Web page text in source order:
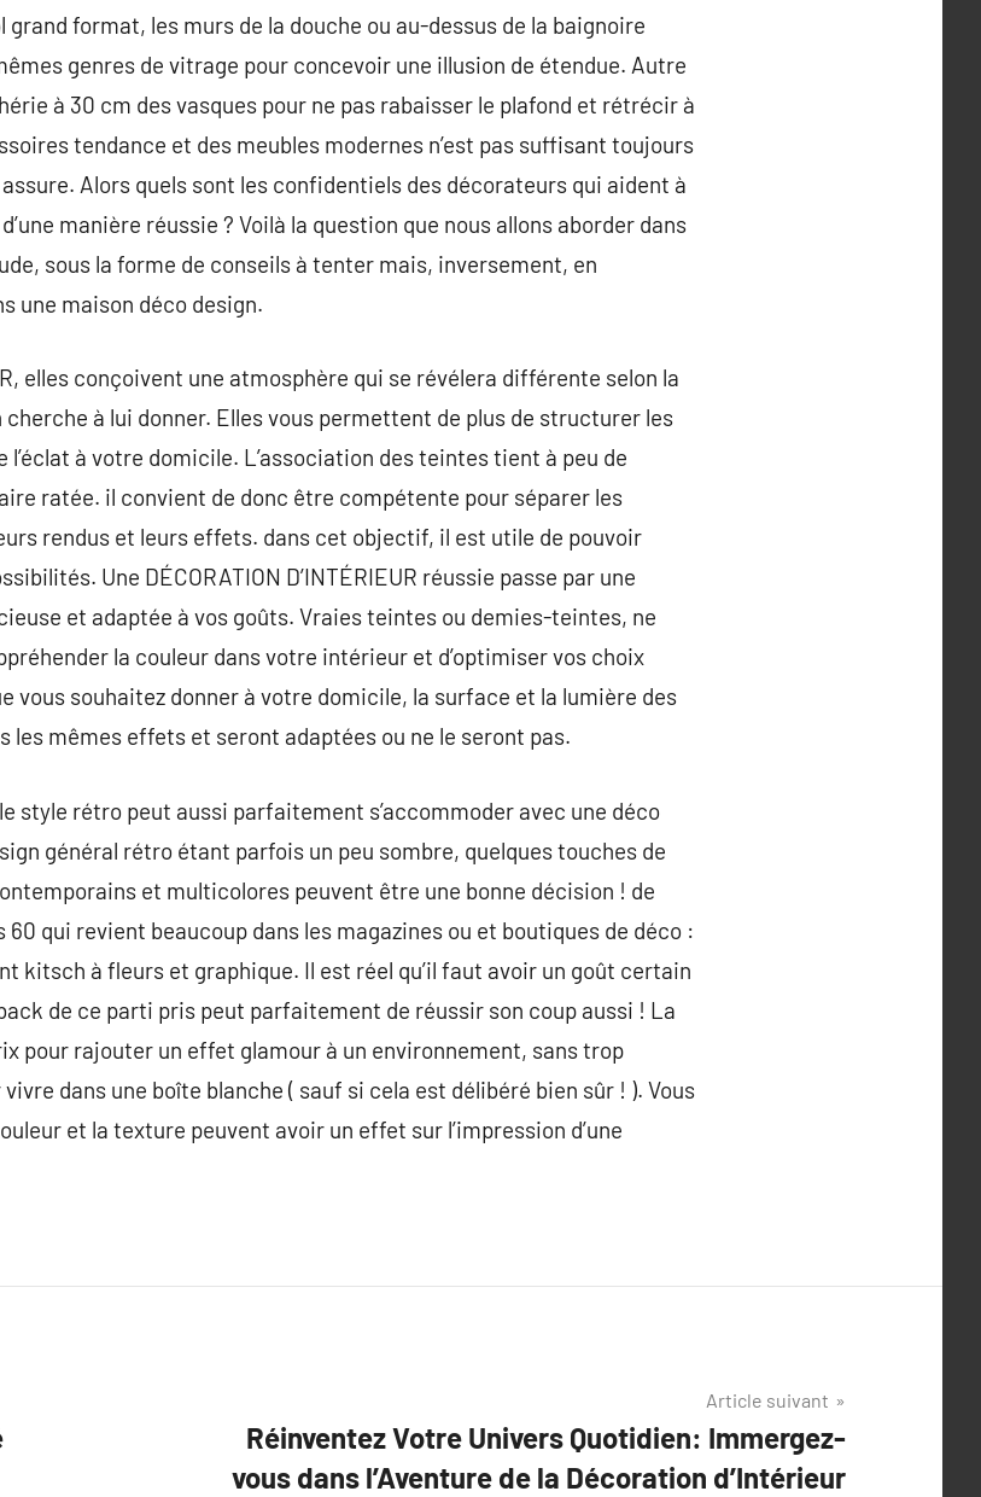
format, les murs de la douche ou au-dessus de la baignoire
genres de vitrage pour concevoir une illusion de étendue. Autre
à 30 cm des vasques pour ne pas rabaisser le plafond et rétrécir à
tendance et des meubles modernes n’est pas suffisant toujours
Alors quels sont les confidentiels des décorateurs qui aident à
manière réussie ? Voilà la question que nous allons aborder dans
sous la forme de conseils à tenter mais, inversement, en
une maison déco design.
elles conçoivent une atmosphère qui se révélera différente selon la
cherche à lui donner. Elles vous permettent de plus de structurer les
à votre domicile. L’association des teintes tient à peu de
ratée. il convient de donc être compétente pour séparer les
rendus et leurs effets. dans cet objectif, il est utile de pouvoir
Une DÉCORATION D’INTÉRIEUR réussie passe par une
et adaptée à vos goûts. Vraies teintes ou demies-teintes, ne
la couleur dans votre intérieur et d’optimiser vos choix
vous souhaitez donner à votre domicile, la surface et la lumière des
les mêmes effets et seront adaptées ou ne le seront pas.
style rétro peut aussi parfaitement s’accommoder avec une déco
général rétro étant parfois un peu sombre, quelques touches de
et multicolores peuvent être une bonne décision ! de
60 qui revient beaucoup dans les magazines ou et boutiques de déco :
kitsch à fleurs et graphique. Il est réel qu’il faut avoir un goût certain
de ce parti pris peut parfaitement de réussir son coup aussi ! La
pour rajouter un effet glamour à un environnement, sans trop
dans une boîte blanche ( sauf si cela est délibéré bien sûr ! ). Vous
et la texture peuvent avoir un effet sur l’impression d’une
Article suivant
Réinventez Votre Univers Quotidien: Immergez-
vous dans l’Aventure de la Décoration d’Intérieur